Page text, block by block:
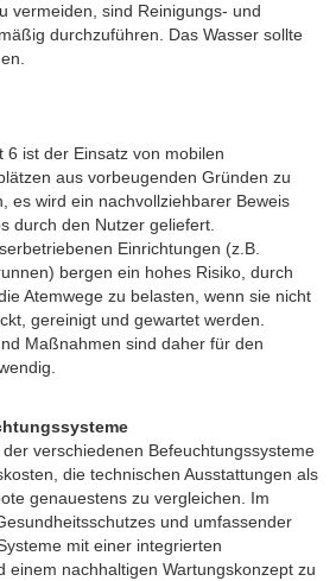
vermeiden, sind Reinigungs- und
durchzuführen. Das Wasser sollte
6 ist der Einsatz von mobilen
aus vorbeugenden Gründen zu
es wird ein nachvollziehbarer Beweis
durch den Nutzer geliefert.
Einrichtungen (z.B.
bergen ein hohes Risiko, durch
Atemwege zu belasten, wenn sie nicht
gereinigt und gewartet werden.
Maßnahmen sind daher für den
verschiedenen Befeuchtungssysteme
die technischen Ausstattungen als
genauestens zu vergleichen. Im
und umfassender
mit einer integrierten
einem nachhaltigen Wartungskonzept zu